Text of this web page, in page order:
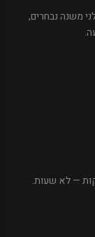
משנה נבחרים,
— לא שעות.